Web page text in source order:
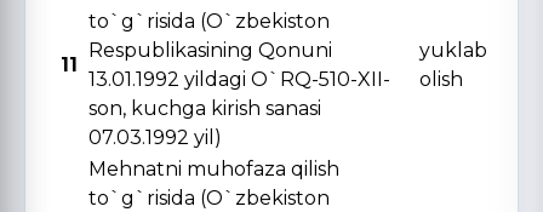
11
to`g`risida (O`zbekiston
Respublikasining Qonuni
13.01.1992 yildagi O`RQ-510-XII-
son, kuchga kirish sanasi
07.03.1992 yil)
yuklab
olish
Mehnatni muhofaza qilish
to`g`risida (O`zbekiston